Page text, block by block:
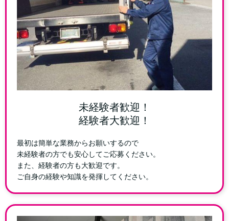
未経験者歓迎！
経験者大歓迎！
最初は簡単な業務からお願いするので
未経験者の方でも安心してご応募ください。
また、経験者の方も大歓迎です。
ご自身の経験や知識を発揮してください。